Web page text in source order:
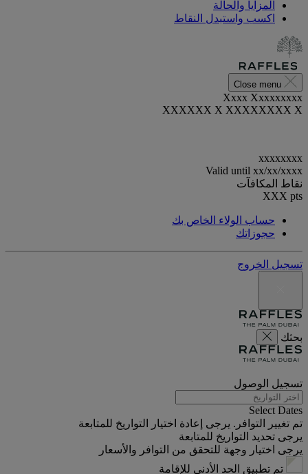
المزايا والحالة
اكسب واستبدل النقاط
Close menu
Xxxx Xxxxxxxxx
XXXXXX X XXXXXXXX X
xxxxxxxx
Valid until xx/xx/xxxx
نقاط المكافآت
XXX pts
حساب الولاء الخاص بك
حجوزاتك
تسجيل الخروج
بحثك
تسجيل الوصول
Select Dates
تم تغيير التوافر. يرجى إعادة اختيار التواريخ للمتابعة
يرجى تحديد التواريخ للمتابعة
يرجى اختيار وجهة للتحقق من التوافر والأسعار
تم تطبيق الحد الأدنى للإقامة